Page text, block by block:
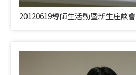
20120619導師生活動暨新生座談會